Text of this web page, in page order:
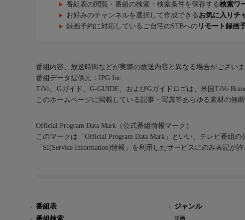
番組表の閲覧・番組の検索・検索条件を保存する検索ワ
お好みのチャンネルを選択して作成できる お気に入りチ
録画予約に対応しているご自宅のSTBへの リモート録画
番組内容、放送時間などが実際の放送内容と異なる場合がございま
番組データ提供元：IPG Inc.
TiVo、Gガイド、G-GUIDE、およびGガイドロゴは、米国TiVo
このホームページに掲載している記事・写真等あらゆる素材の無
Official Program Data Mark（公式番組情報マーク）
このマークは「Official Program Data Mark」といい、テレビ番組の
「SI(Service Information)情報」を利用したサービスにのみ表記が
番組表
ジャンル
洋画